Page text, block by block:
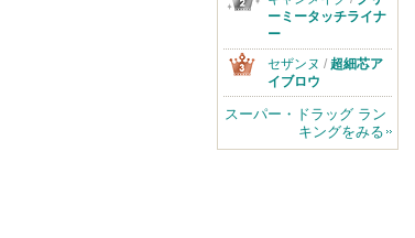
ーミータッチライナ
ー
セザンヌ / 超細芯ア
イブロウ
スーパー・ドラッグ ラン
キングをみる